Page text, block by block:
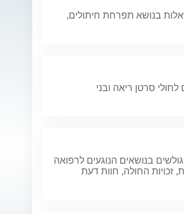
בנושא תפרחת חיתולים,
סרטן ריאה ובני
בנושאים הנוגעים לרפואה
זכויות החולה, חוות דעת